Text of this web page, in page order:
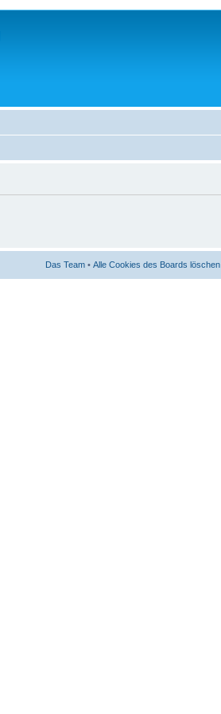
Das Team • Alle Cookies des Boards löschen